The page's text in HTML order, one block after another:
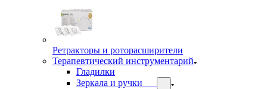
Ретракторы и роторасширители
Терапевтический инструментарий
Гладилки
Зеркала и ручки